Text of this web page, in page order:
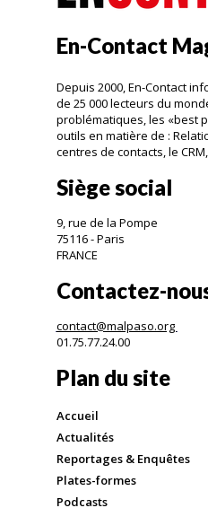
En-Contact
Depuis 2000, En-Contact
de 25 000 lecteurs du
problématiques, les «best
outils en matière de :
centres de contacts, le
Siège social
9, rue de la Pompe
75116 - Paris
FRANCE
Contactez-
contact@malpaso.org
01.75.77.24.00
Plan du site
Accueil
Actualités
Reportages & Enquêtes
Plates-formes
Podcasts